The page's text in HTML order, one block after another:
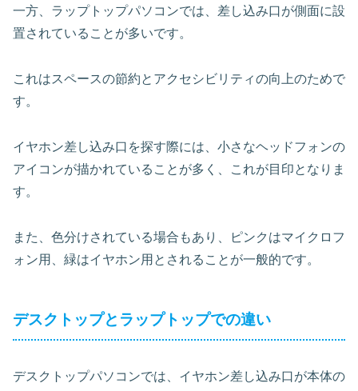
一方、ラップトップパソコンでは、差し込み口が側面に設
置されていることが多いです。
これはスペースの節約とアクセシビリティの向上のためで
す。
イヤホン差し込み口を探す際には、小さなヘッドフォンの
アイコンが描かれていることが多く、これが目印となりま
す。
また、色分けされている場合もあり、ピンクはマイクロフ
ォン用、緑はイヤホン用とされることが一般的です。
デスクトップとラップトップでの違い
デスクトップパソコンでは、イヤホン差し込み口が本体の